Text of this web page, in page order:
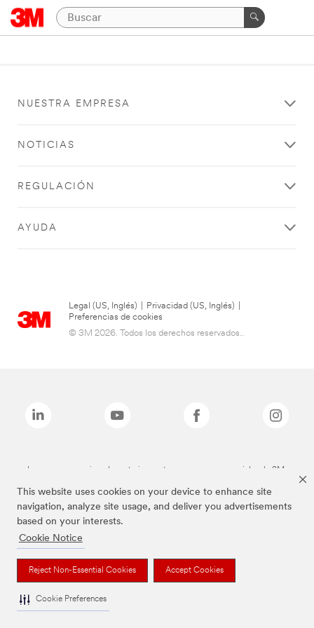
This website uses cookies on your device to enhance site
navigation, analyze site usage, and deliver you advertisements
based on your interests.
Cookie Notice
Reject Non-Essential Cookies Accept Cookies
Cookie Preferences
NUESTRA EMPRESA
NOTICIAS
REGULACIÓN
AYUDA
Legal (US, Inglés) Privacidad (US, Inglés)
Preferencias de cookies
© 3M 2026. Todos los derechos reservados..
Las marcas mencionadas anteriormente son marcas comerciales de 3M.